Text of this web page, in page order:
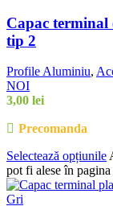
Capac
tip 2
Profile Aluminiu,
NOI
3,00 lei
Precomanda
Selectează opțiunile
pot fi alese în